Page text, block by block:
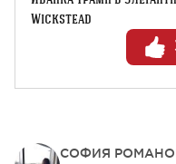
Wickstead
СОФИЯ